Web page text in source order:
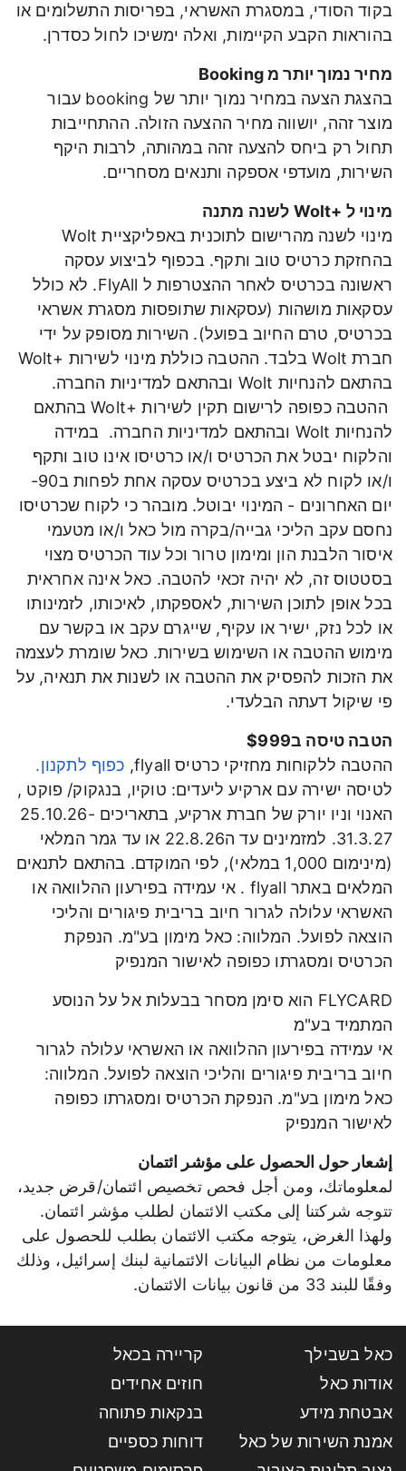
בקוד הסודי, במסגרת האשראי, בפריסות התשלומים או
בהוראות הקבע הקיימות, ואלה ימשיכו לחול כסדרן.
מחיר נמוך יותר מ Booking
בהצגת הצעה במחיר נמוך יותר של booking עבור
מוצר זהה, יושווה מחיר ההצעה הזולה. ההתחייבות
תחול רק ביחס להצעה זהה במהותה, לרבות היקף
השירות, מועדפי אספקה ותנאים מסחריים.
מינוי ל +Wolt לשנה מתנה
מינוי לשנה מהרישום לתוכנית באפליקציית Wolt
בהחזקת כרטיס טוב ותקף. בכפוף לביצוע עסקה
ראשונה בכרטיס לאחר ההצטרפות ל FlyAll. לא כולל
עסקאות מושהות (עסקאות שתופסות מסגרת אשראי
בכרטיס, טרם החיוב בפועל). השירות מסופק על ידי
חברת Wolt בלבד. ההטבה כוללת מינוי לשירות +Wolt
בהתאם להנחיות Wolt ובהתאם למדיניות החברה.
ההטבה כפופה לרישום תקין לשירות +Wolt בהתאם
להנחיות Wolt ובהתאם למדיניות החברה. במידה
והלקוח יבטל את הכרטיס ו/או כרטיסו אינו טוב ותקף
ו/או לקוח לא ביצע בכרטיס עסקה אחת לפחות ב90-
יום האחרונים - המינוי יבוטל. מובהר כי לקוח שכרטיסו
נחסם עקב הליכי גבייה/בקרה מול כאל ו/או מטעמי
איסור הלבנת הון ומימון טרור וכל עוד הכרטיס מצוי
בסטטוס זה, לא יהיה זכאי להטבה. כאל אינה אחראית
בכל אופן לתוכן השירות, לאספקתו, לאיכותו, לזמינותו
או לכל נזק, ישיר או עקיף, שייגרם עקב או בקשר עם
מימוש ההטבה או השימוש בשירות. כאל שומרת לעצמה
את הזכות להפסיק את ההטבה או לשנות את תנאיה, על
פי שיקול דעתה הבלעדי.
הטבה טיסה ב$999
ההטבה ללקוחות מחזיקי כרטיס flyall,
כפוף לתקנון.
לטיסה ישירה עם ארקיע ליעדים: טוקיו, בנגקוק/ פוקט ,
האנוי וניו יורק של חברת ארקיע, בתאריכים 25.10.26-
31.3.27. למזמינים עד ה22.8.26 או עד גמר המלאי
(מינימום 1,000 במלאי), לפי המוקדם. בהתאם לתנאים
המלאים באתר flyall . אי עמידה בפירעון ההלוואה או
האשראי עלולה לגרור חיוב בריבית פיגורים והליכי
הוצאה לפועל. המלווה: כאל מימון בע"מ. הנפקת
הכרטיס ומסגרתו כפופה לאישור המנפיק
FLYCARD הוא סימן מסחר בבעלות אל על הנוסע
המתמיד בע"מ
אי עמידה בפירעון ההלוואה או האשראי עלולה לגרור
חיוב בריבית פיגורים והליכי הוצאה לפועל. המלווה:
כאל מימון בע"מ. הנפקת הכרטיס ומסגרתו כפופה
לאישור המנפיק
إشعار حول الحصول على مؤشر ائتمان
لمعلوماتك، ومن أجل فحص تخصيص ائتمان/قرض جديد،
تتوجه شركتنا إلى مكتب الائتمان لطلب مؤشر ائتمان.
ولهذا الغرض، يتوجه مكتب الائتمان بطلب للحصول على
معلومات من نظام البيانات الائتمانية لبنك إسرائيل، وذلك
وفقًا للبند 33 من قانون بيانات الائتمان.
כאל בשבילך
קריירה בכאל
אודות כאל
חוזים אחידים
אבטחת מידע
בנקאות פתוחה
אמנת השירות של כאל
דוחות כספיים